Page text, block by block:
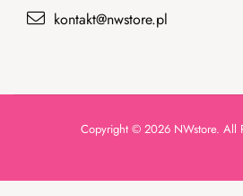
kontakt@nwstore.pl
Copyright © 2026 NWstore. All